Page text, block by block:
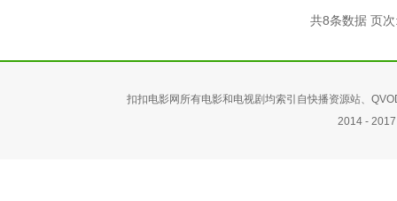
共8条数据 页
扣扣电影网所有电影和电视剧均索引自快播资源站、
2014 - 2017